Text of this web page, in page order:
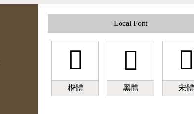
Local Font
𣫷
楷體
𣫷
黑體
𣫷
宋體